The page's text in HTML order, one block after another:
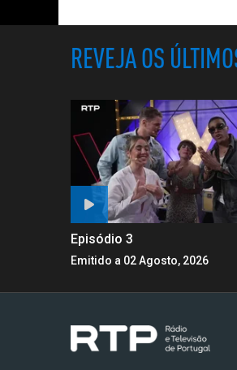
REVEJA OS
Episódio 3
Emitido a 02 Agosto, 2026